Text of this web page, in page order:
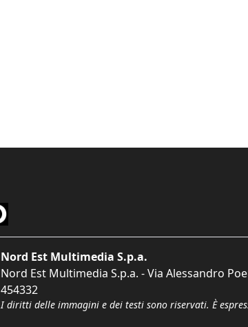
Nord Est Multimedia S.p.a.
Nord Est Multimedia S.p.a. - Via Alessandro
454332
I diritti delle immagini e dei testi sono riservati. È